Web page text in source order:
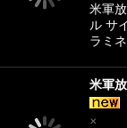
米軍
ル サ
ラミ
米軍
×